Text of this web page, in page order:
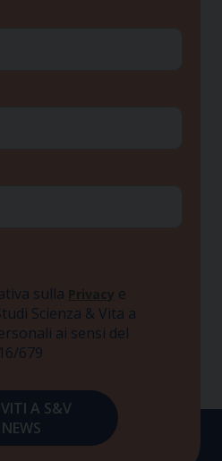
sulla Privacy e
Scienza & Vita a
ai sensi del
679